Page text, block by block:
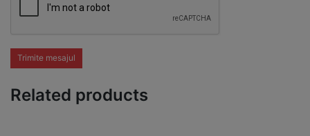
Trimite mesajul
Related products